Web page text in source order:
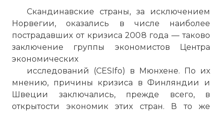
Скандинавские страны, за исключением
Норвегии, оказались в числе наиболее
пострадавших от кризиса 2008 года — таково
заключение группы экономистов Центра
экономических
исследований (CESIfo) в Мюнхене. По их
мнению, причины кризиса в Финляндии и
Швеции заключались, прежде всего, в
открытости экономик этих стран. В то же